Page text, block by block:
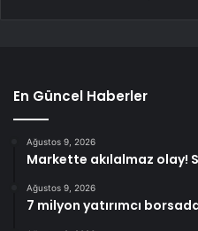
En Güncel Haberler
Ağustos 9, 2026
Markette akılalmaz olay!
Ağustos 9, 2026
7 milyon yatırımcı